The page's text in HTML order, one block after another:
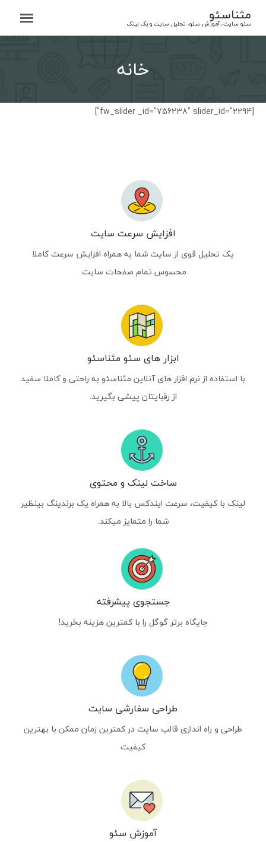
content
مثناسئو
سئو سایت، آموزش سئو، تحلیل سایت و بک لینک
خانه
[fw_slider _id="756238" slider_id="2294"]
افزایش سرعت سایت
یک تحلیل قوی از سایت شما به همراه افزایش سرعت کاملا
محسوس تمام صفحات سایت.
ابزار های سئو مثناسئو
با استفاده از نرم افزار های آنلاین مثناسئو به راحتی و کاملا سفید
از رقبایتان پیشی بگیرید.
ساخت لینک و محتوی
لینک با کیفیت، سرعت ایندکس بالا به همراه یک برندینگ بینظیر
شما را متمایز میکند.
جستجوی پیشرفته
جایگاه برتر گوگل را با کمترین هزینه بخرید!
طراحی سفارشی سایت
طراحی و راه اندازی قالب سایت در کمترین زمان ممکن با بهترین
کیفیت
آموزش سئو